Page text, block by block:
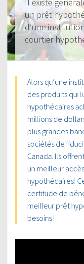
un prêt
d’une
courtier
Alors qu’une
des produits qui
hypothécaires
millions de
plus grandes
sociétés de
Canada. Ils
un meilleur
hypothécaires!
certitude de
meilleur prêt
besoins!